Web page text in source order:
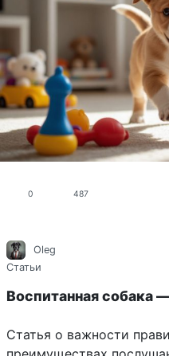
0 487
Oleg
Статьи
Воспитанная собака
Статья о важности